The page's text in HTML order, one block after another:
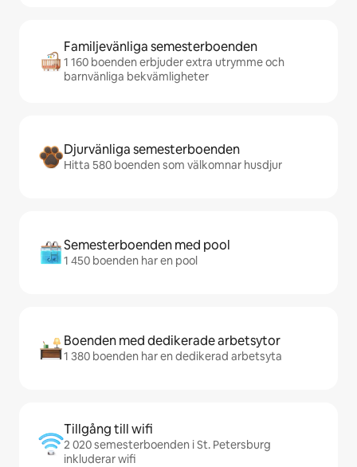
Familjevänliga semesterboenden
1 160 boenden erbjuder extra utrymme och
barnvänliga bekvämligheter
Djurvänliga semesterboenden
Hitta 580 boenden som välkomnar husdjur
Semesterboenden med pool
1 450 boenden har en pool
Boenden med dedikerade arbetsytor
1 380 boenden har en dedikerad arbetsyta
Tillgång till wifi
2 020 semesterboenden i St. Petersburg
inkluderar wifi